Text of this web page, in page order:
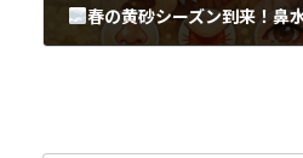
春の黄砂シーズン到来！鼻水・のどの痛み・目のかゆ